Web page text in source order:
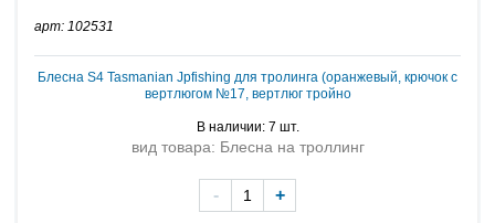
арт: 102531
Блесна S4 Tasmanian Jpfishing для тролинга (оранжевый, крючок с
вертлюгом №17, вертлюг тройно
В наличии: 7 шт.
вид товара: Блесна на троллинг
- +